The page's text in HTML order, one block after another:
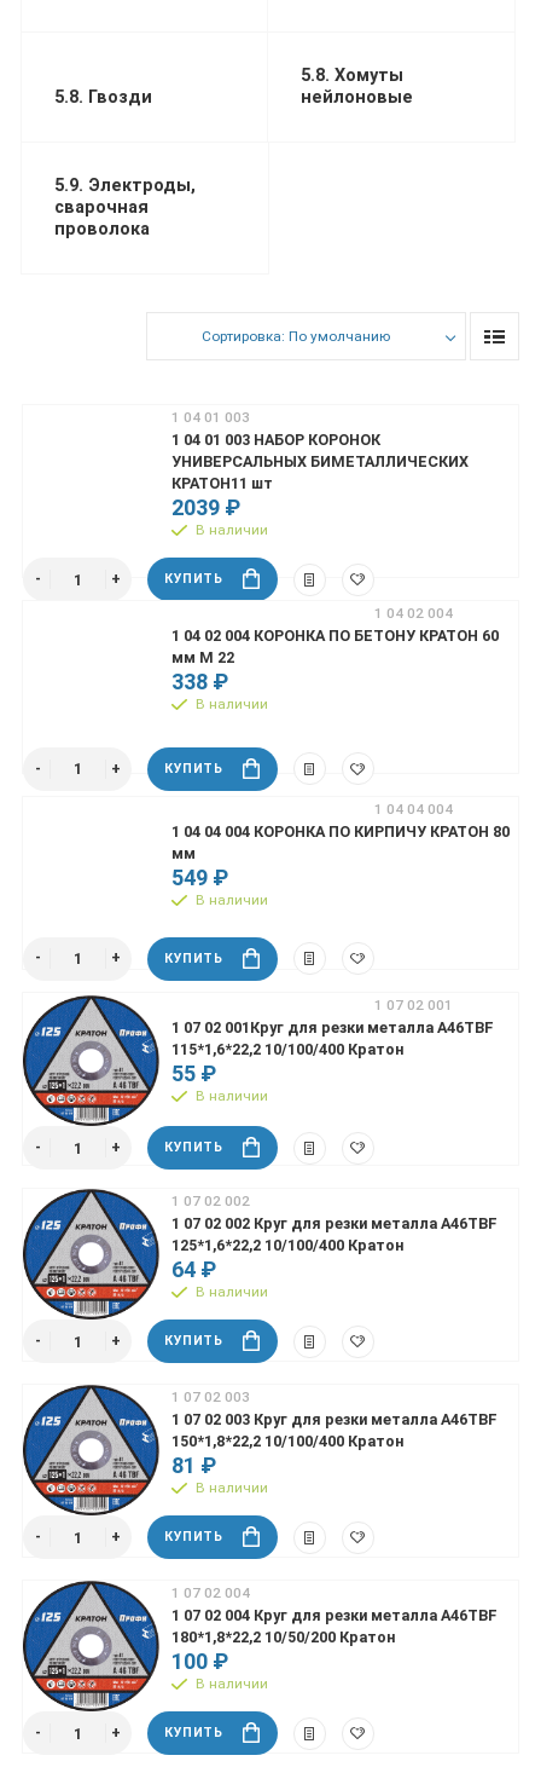
5.8. Гвозди
5.8. Хомуты
нейлоновые
5.9. Электроды,
сварочная
проволока
Сортировка: По умолчанию
1 04 01 003
1 04 01 003 НАБОР КОРОНОК
УНИВЕРСАЛЬНЫХ БИМЕТАЛЛИЧЕСКИХ
КРАТОН11 шт
2039 ₽
В наличии
КУПИТЬ
1 04 02 004
1 04 02 004 КОРОНКА ПО БЕТОНУ КРАТОН 60
мм М 22
338 ₽
В наличии
КУПИТЬ
1 04 04 004
1 04 04 004 КОРОНКА ПО КИРПИЧУ КРАТОН 80
мм
549 ₽
В наличии
КУПИТЬ
1 07 02 001
1 07 02 001Круг для резки металла А46TBF
115*1,6*22,2 10/100/400 Кратон
55 ₽
В наличии
КУПИТЬ
1 07 02 002
1 07 02 002 Круг для резки металла А46TBF
125*1,6*22,2 10/100/400 Кратон
64 ₽
В наличии
КУПИТЬ
1 07 02 003
1 07 02 003 Круг для резки металла А46TBF
150*1,8*22,2 10/100/400 Кратон
81 ₽
В наличии
КУПИТЬ
1 07 02 004
1 07 02 004 Круг для резки металла А46TBF
180*1,8*22,2 10/50/200 Кратон
100 ₽
В наличии
КУПИТЬ